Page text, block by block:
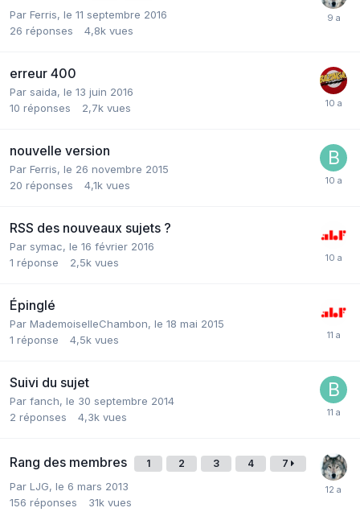
Par Ferris, le 11 septembre 2016
26 réponses 4,8k vues
erreur 400
Par saida, le 13 juin 2016
10 réponses 2,7k vues
nouvelle version
Par Ferris, le 26 novembre 2015
20 réponses 4,1k vues
RSS des nouveaux sujets ?
Par symac, le 16 février 2016
1 réponse 2,5k vues
Épinglé
Par MademoiselleChambon, le 18 mai 2015
1 réponse 4,5k vues
Suivi du sujet
Par fanch, le 30 septembre 2014
2 réponses 4,3k vues
Rang des membres 1 2 3 4 7
Par LJG, le 6 mars 2013
156 réponses 31k vues